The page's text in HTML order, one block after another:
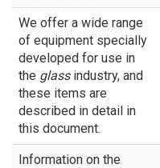
We offer a wide range
of equipment specially
developed for use in
the glassindustry, and
these items are
described in detail in
this document.
Information on the